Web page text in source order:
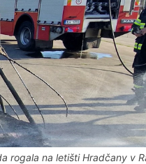
rogala na letišti Hradčany v